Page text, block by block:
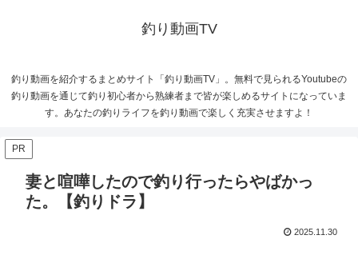
釣り動画TV
釣り動画を紹介するまとめサイト「釣り動画TV」。無料で見られるYoutubeの
釣り動画を通じて釣り初心者から熟練者まで皆が楽しめるサイトになっていま
す。あなたの釣りライフを釣り動画で楽しく充実させますよ！
PR
妻と喧嘩したので釣り行ったらやばかっ
た。【釣りドラ】
2025.11.30